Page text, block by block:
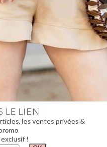
LE LIEN
les ventes privées &
!